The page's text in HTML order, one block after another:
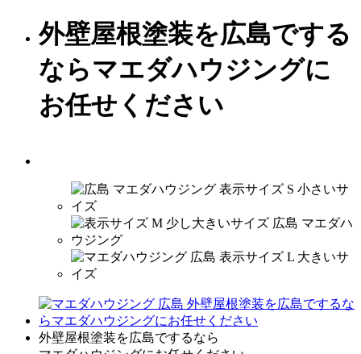
外壁屋根塗装を広島でする
ならマエダハウジングに
お任せください
外壁屋根塗装を広島でするなら